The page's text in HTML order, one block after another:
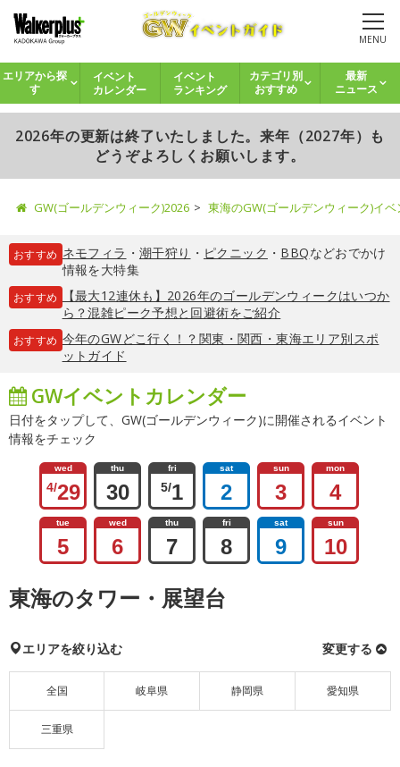
MENU
エリアから探
す
イベント
カレンダー
イベント
ランキング
カテゴリ別
おすすめ
最新
ニュース
2026年の更新は終了いたしました。来年（2027年）も
どうぞよろしくお願いします。
GW(ゴールデンウィーク)2026 東海のGW(ゴールデンウィーク)イ
おすすめ ネモフィラ ・ 潮干狩り ・ ピクニック ・ BBQなどおでかけ
情報を大特集
おすすめ
【最大12連休も】2026年のゴールデンウィークはいつか
ら？混雑ピーク予想と回避術をご紹介
おすすめ 今年のGWどこ行く！？関東・関西・東海エリア別スポ
ットガイド
GWイベントカレンダー
日付をタップして、GW(ゴールデンウィーク)に開催されるイベント
情報をチェック
wed
4/29
thu
30
fri
5/1
sat
2
sun
3
mon
4
tue
5
wed
6
thu
7
fri
8
sat
9
sun
10
東海のタワー・展望台
エリアを絞り込む 変更する
全国 岐阜県 静岡県 愛知県
三重県